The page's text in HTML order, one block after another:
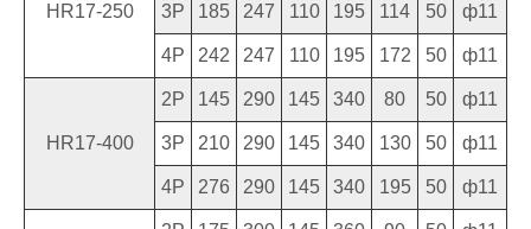
HR17-250 3P 185 247 110 195 114 50 ф11
4P 242 247 110 195 172 50 ф11
HR17-400
2P 145 290 145 340 80 50 ф11
3P 210 290 145 340 130 50 ф11
4P 276 290 145 340 195 50 ф11